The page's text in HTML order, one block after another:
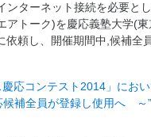
ンターネット接続を必要と
アトーク)を慶応義塾大学(
頼し、開催期間中,候補全
応コンテスト2014」にお
補全員が登録し使用へ ～”